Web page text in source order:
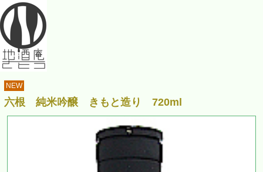
NEW
六根 純米吟醸 きもと造り 720ml